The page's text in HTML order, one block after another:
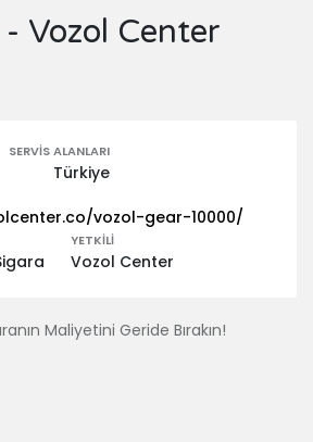
Vozol Center
SERVIS ALANLARI
Türkiye
vozol-gear-10000/
YETKILI
Vozol Center
Maliyetini Geride Bırakın!